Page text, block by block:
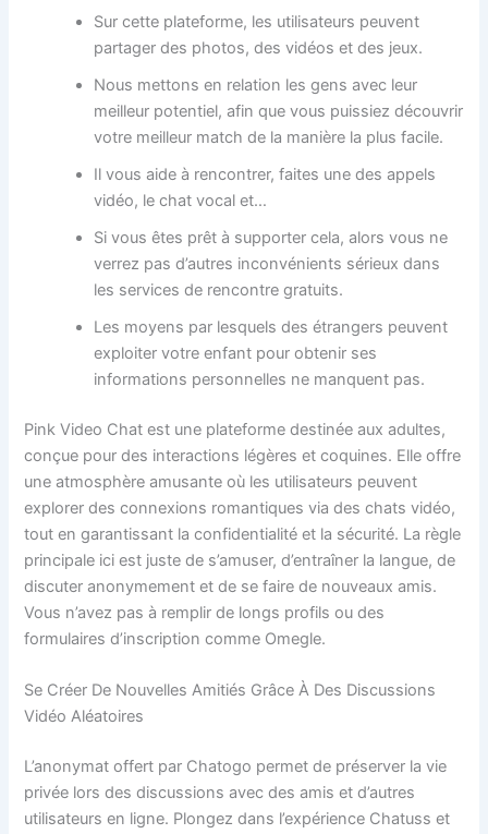
Sur cette plateforme, les utilisateurs peuvent
partager des photos, des vidéos et des jeux.
Nous mettons en relation les gens avec leur
meilleur potentiel, afin que vous puissiez découvrir
votre meilleur match de la manière la plus facile.
Il vous aide à rencontrer, faites une des appels
vidéo, le chat vocal et…
Si vous êtes prêt à supporter cela, alors vous ne
verrez pas d’autres inconvénients sérieux dans
les services de rencontre gratuits.
Les moyens par lesquels des étrangers peuvent
exploiter votre enfant pour obtenir ses
informations personnelles ne manquent pas.
Pink Video Chat est une plateforme destinée aux adultes,
conçue pour des interactions légères et coquines. Elle offre
une atmosphère amusante où les utilisateurs peuvent
explorer des connexions romantiques via des chats vidéo,
tout en garantissant la confidentialité et la sécurité. La règle
principale ici est juste de s’amuser, d’entraîner la langue, de
discuter anonymement et de se faire de nouveaux amis.
Vous n’avez pas à remplir de longs profils ou des
formulaires d’inscription comme Omegle.
Se Créer De Nouvelles Amitiés Grâce À Des Discussions
Vidéo Aléatoires
L’anonymat offert par Chatogo permet de préserver la vie
privée lors des discussions avec des amis et d’autres
utilisateurs en ligne. Plongez dans l’expérience Chatuss et